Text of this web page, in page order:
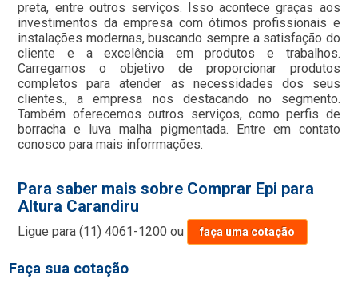
preta, entre outros serviços. Isso acontece graças aos
investimentos da empresa com ótimos profissionais e
instalações modernas, buscando sempre a satisfação do
cliente e a excelência em produtos e trabalhos.
Carregamos o objetivo de proporcionar produtos
completos para atender as necessidades dos seus
clientes., a empresa nos destacando no segmento.
Também oferecemos outros serviços, como perfis de
borracha e luva malha pigmentada. Entre em contato
conosco para mais inforrmações.
Para saber mais sobre Comprar Epi para
Altura Carandiru
Ligue para(11) 4061-1200 ou faça uma cotação
Faça sua cotação